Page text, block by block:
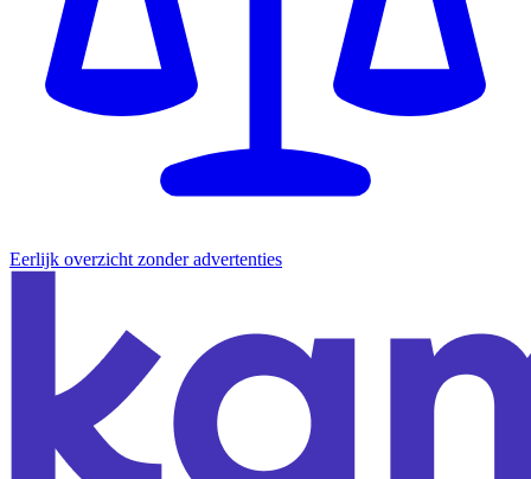
Eerlijk overzicht zonder advertenties